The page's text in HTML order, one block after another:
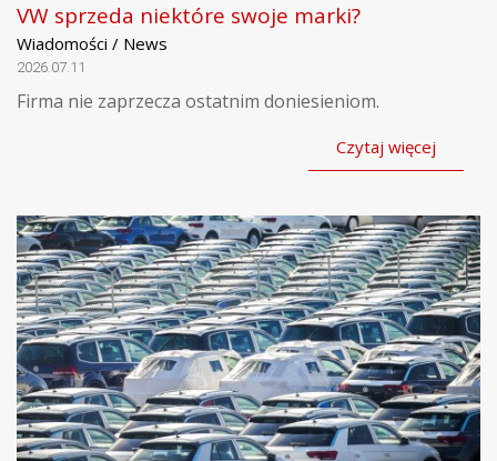
VW sprzeda niektóre swoje marki?
Wiadomości / News
2026.07.11
Firma nie zaprzecza ostatnim doniesieniom.
Czytaj więcej